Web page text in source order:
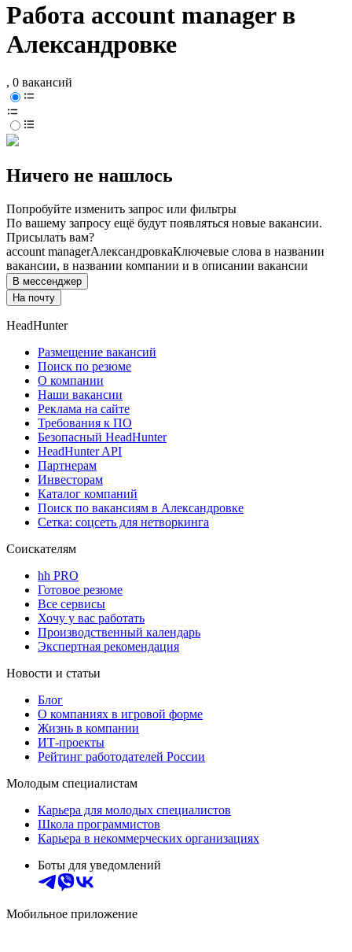
Работа account manager в
Александровке
, 0 вакансий
Ничего не нашлось
Попробуйте изменить запрос или фильтры
По вашему запросу ещё будут появляться новые вакансии.
Присылать вам?
account managerАлександровкаКлючевые слова в названии
вакансии, в названии компании и в описании вакансии
В мессенджер
На почту
HeadHunter
Размещение вакансий
Поиск по резюме
О компании
Наши вакансии
Реклама на сайте
Требования к ПО
Безопасный HeadHunter
HeadHunter API
Партнерам
Инвесторам
Каталог компаний
Поиск по вакансиям в Александровке
Сетка: соцсеть для нетворкинга
Соискателям
hh PRO
Готовое резюме
Все сервисы
Хочу у вас работать
Производственный календарь
Экспертная рекомендация
Новости и статьи
Блог
О компаниях в игровой форме
Жизнь в компании
ИТ-проекты
Рейтинг работодателей России
Молодым специалистам
Карьера для молодых специалистов
Школа программистов
Карьера в некоммерческих организациях
Боты для уведомлений
Мобильное приложение